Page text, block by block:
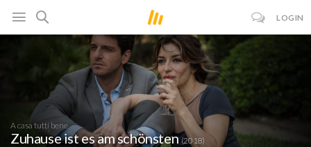
LOGIN
A casa tutti bene
Zuhause ist es am schönsten(2018)